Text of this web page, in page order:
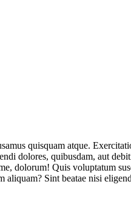
quisquam atque.
dolores, quibusdam, aut
dolorum! Quis voluptatum
aliquam? Sint beatae nisi